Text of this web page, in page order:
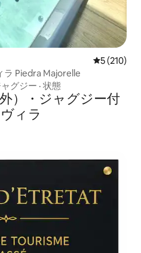
レビュー
5 (210)
ラ Piedra Majorelle
グジー · 状態
）・ジャグジー付
ィラ